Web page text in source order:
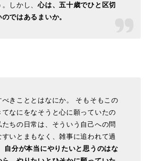
。しかし、心は、五十歳でひと区切
ではあるまいか。
べきこととはなにか。 そもそもこの
てなにをなそうと心に願っていたの
たちの日常は、そういう自己への問
すいとまもなく、雑事に追われて過
自分が本当にやりたいと思うのはな